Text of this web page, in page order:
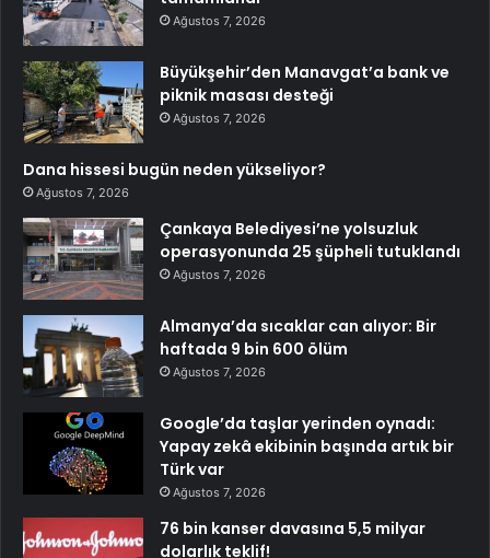
Ağustos 7, 2026
Büyükşehir’den Manavgat’a bank ve
piknik masası desteği
Ağustos 7, 2026
Dana hissesi bugün neden yükseliyor?
Ağustos 7, 2026
Çankaya Belediyesi’ne yolsuzluk
operasyonunda 25 şüpheli tutuklandı
Ağustos 7, 2026
Almanya’da sıcaklar can alıyor: Bir
haftada 9 bin 600 ölüm
Ağustos 7, 2026
Google’da taşlar yerinden oynadı:
Yapay zekâ ekibinin başında artık bir
Türk var
Ağustos 7, 2026
76 bin kanser davasına 5,5 milyar
dolarlık teklif!